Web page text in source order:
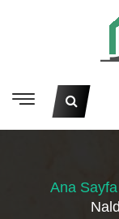
Ana Sayfa